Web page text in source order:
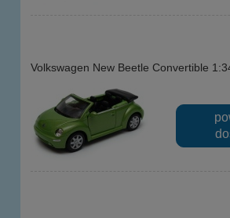
Volkswagen New Beetle Convertible